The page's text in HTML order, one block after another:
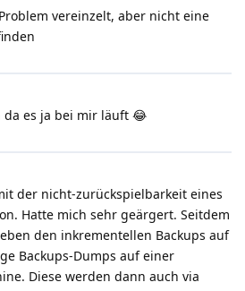
vereinzelt, aber nicht eine
es ja bei mir läuft 😂
der nicht-zurückspielbarkeit eines
Hatte mich sehr geärgert. Seitdem
den inkrementellen Backups auf
Backups-Dumps auf einer
Diese werden dann auch via